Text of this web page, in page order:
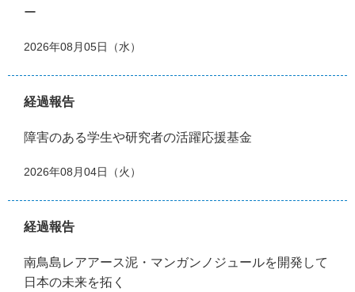
ー
2026年08月05日（水）
経過報告
障害のある学生や研究者の活躍応援基金
2026年08月04日（火）
経過報告
南鳥島レアアース泥・マンガンノジュールを開発して
日本の未来を拓く